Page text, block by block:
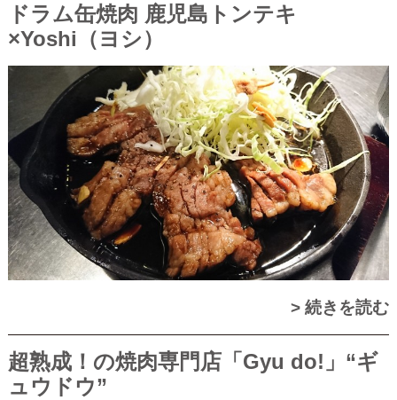
ドラム缶焼肉 鹿児島トンテキ
×Yoshi（ヨシ）
> 続きを読む
超熟成！の焼肉専門店「Gyu do!」“ギ
ュウドウ”